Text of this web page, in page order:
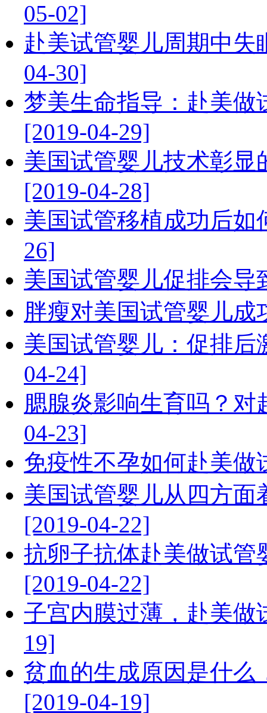
05-02]
赴美试管婴儿周期中失
04-30]
梦美生命指导：赴美做
[2019-04-29]
美国试管婴儿技术彰
[2019-04-28]
美国试管移植成功后如
26]
美国试管婴儿促排会导
胖瘦对美国试管婴儿成
美国试管婴儿：促排后
04-24]
腮腺炎影响生育吗？对
04-23]
免疫性不孕如何赴美做
美国试管婴儿从四方
[2019-04-22]
抗卵子抗体赴美做试管
[2019-04-22]
子宫内膜过薄，赴美做
19]
贫血的生成原因是什么
[2019-04-19]